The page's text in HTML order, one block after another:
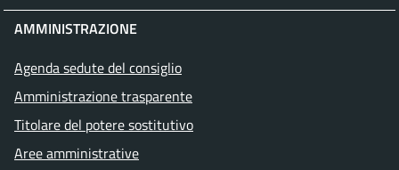
AMMINISTRAZIONE
Agenda sedute del consiglio
Amministrazione trasparente
Titolare del potere sostitutivo
Aree amministrative